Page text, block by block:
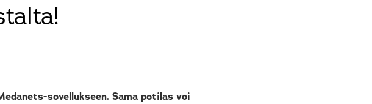
sovellukseen. Sama potilas voi